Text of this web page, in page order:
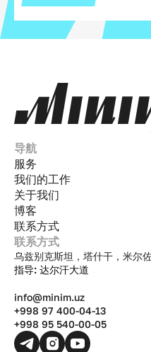
导航
服务
我们的工作
关于我们
博客
联系方式
联系方式
乌兹别克斯坦，塔什干，米尔
指导: 达尔汗大道
info@minim.uz
+998 97 400-04-13
+998 95 540-00-05